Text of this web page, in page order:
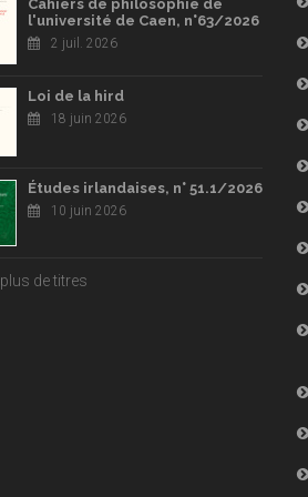
Cahiers de philosophie de
l'université de Caen, n°63/2026
2 juil. 2026
Loi de la hird
18 juin 2026
Études irlandaises, n° 51.1/2026
10 juin 2026
plus de titres